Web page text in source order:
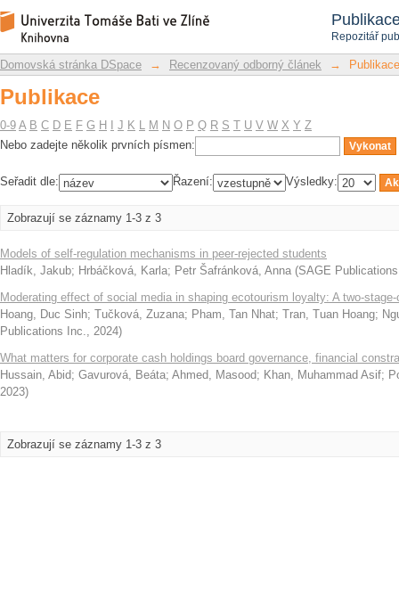
Repozitář
Publikace
Repozitář DSpace/Manakin
Domovská stránka DSpace → Recenzovaný odborný článek → Publikace
Publikace
0-9 A B C D E F G H J K L M N O P Q R S T U V W X Y Z
Nebo zadejte několik prvních písmen:
Seřadit dle: Řazení: Výsledky:
Zobrazují se záznamy 1-3 z 3
Models of self-regulation mechanisms in peer-rejected students
Hladík, Jakub; Hrbáčková, Karla; Petr Šafránková, Anna (SAGE
Moderating effect of social media in shaping ecotourism loyalty: A two-
Hoang, Duc Sinh; Tučková, Zuzana; Pham, Tan Nhat; Tran, Tuan Hoang;
Publications Inc., 2024)
What matters for corporate cash holdings board governance, financial
Hussain, Abid; Gavurová, Beáta; Ahmed, Masood; Khan, Muhammad Asif;
2023)
Zobrazují se záznamy 1-3 z 3